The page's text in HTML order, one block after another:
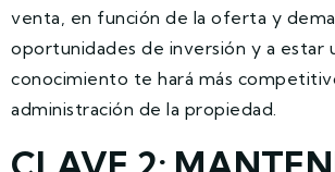
venta, en función de la oferta y
oportunidades de inversión y a estar
conocimiento te hará más
administración de la propiedad.